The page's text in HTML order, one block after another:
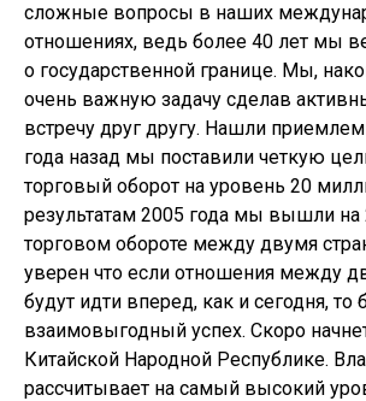
сложные вопросы в наших
отношениях, ведь более 40 лет мы
о государственной границе. Мы,
очень важную задачу сделав
встречу друг другу. Нашли
года назад мы поставили четкую
торговый оборот на уровень 20
результатам 2005 года мы вышли на
торговом обороте между двумя
уверен что если отношения между
будут идти вперед, как и сегодня, то
взаимовыгодный успех. Скоро
Китайской Народной Республике.
рассчитывает на самый высокий